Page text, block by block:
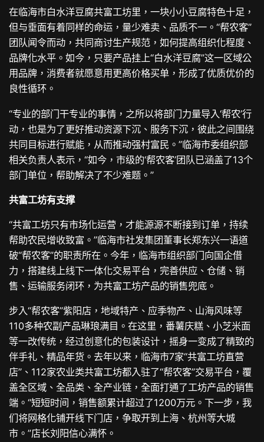
在临海市白水洋豆腐共富工坊里，一块小小豆腐特色十足，
但与垂面有着同样的命运，量少难卖、品质不一。“帮农客”
团队闻令而动，共同商讨生产规范，如何提高组织化程度、
品牌化水平。如今，只要产品挂上“白水洋豆腐”这一区域公
用品牌，消费者就愿意用更高价格买单，形成了优质优价的
良性循环。
“专业的部门干专业的事情，之所以将部门力量导入‘帮农’行
动，也是为了更好推动资源下沉、服务下沉，彼此之间围绕
共同目标进行赋能，从而推动强村富民。”临海市委组织部
相关负责人表示，“如今，市级的‘帮农客’团队已涵盖了13个
部门单位，帮助解决了不少难题。”
共富工坊有支撑
“共富工坊只有市场化运营，才能源源不断接到订单，持续
帮助农民增收致富。”临海市社发集团董事长郑东兴一语道
破“帮农客”的职责所在。今年，临海市组织部门向国企借
力，搭建线上线下一体化交易平台，完善供应、仓储、销
售、运输服务闭环，为共富工坊产品的销售兜底。
步入“帮农客”紫阳店，地域特产、应季物产、山海风味等
110多种农副产品琳琅满目。在这里，番薯庆糕、小芝米面
等一改传统，经过创意化的包装设计，摇身一变成了精致的
伴手礼、精品年货。去年以来，临海市7家“共富工坊直营
店”、112家农业类共富工坊都入驻了“帮农客”交易平台，覆
盖全区域、全品类、全产业链，全面打通了工坊产品的销售
端。“短短时间，销售额累计超过了1200万元。下一步，我
们将网格化铺开线下门店，争取开到上海、杭州等大城
市。”店长刘阳信心满怀。